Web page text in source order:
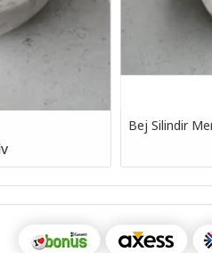
Bej Silindir